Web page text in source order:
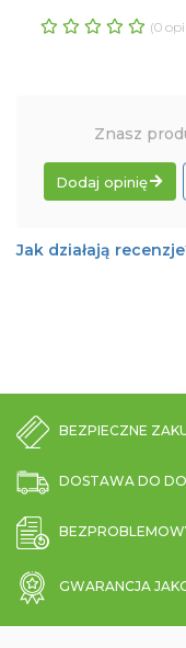
(0
Znasz
Dodaj opinię
Jak działają
BEZPIECZNE
DOSTAWA DO
GWARANCJA